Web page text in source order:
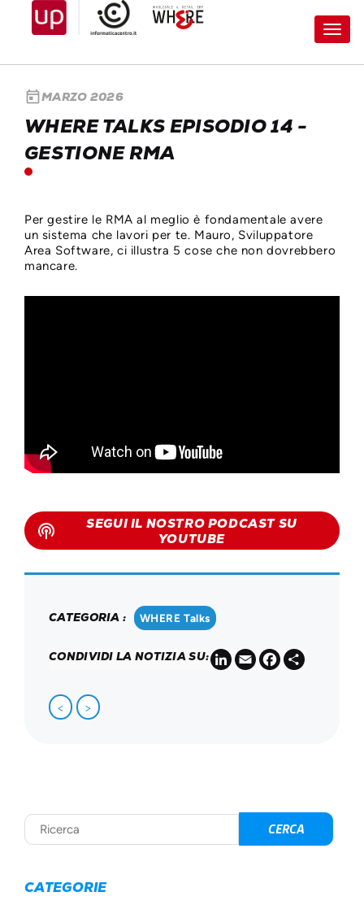
todayMARZO 2026
WHERE TALKS EPISODIO 14 -
GESTIONE RMA
Per gestire le RMA al meglio è fondamentale avere
un sistema che lavori per te. Mauro, Sviluppatore
Area Software, ci illustra 5 cose che non dovrebbero
mancare.
podcasts
SEGUI IL NOSTRO PODCAST SU
YOUTUBE
CATEGORIA : WHERE Talks
CONDIVIDI LA NOTIZIA SU: LinkedIn
EmailFacebook
< >
CATEGORIE